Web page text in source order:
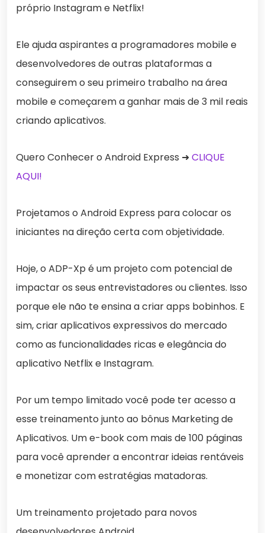
próprio Instagram e Netflix!
Ele ajuda aspirantes a programadores mobile e
desenvolvedores de outras plataformas a
conseguirem o seu primeiro trabalho na área
mobile e começarem a ganhar mais de 3 mil reais
criando aplicativos.
Quero Conhecer o Android Express ➜ CLIQUE
AQUI!
Projetamos o Android Express para colocar os
iniciantes na direção certa com objetividade.
Hoje, o ADP-Xp é um projeto com potencial de
impactar os seus entrevistadores ou clientes. Isso
porque ele não te ensina a criar apps bobinhos. E
sim, criar aplicativos expressivos do mercado
como as funcionalidades ricas e elegância do
aplicativo Netflix e Instagram.
Por um tempo limitado você pode ter acesso a
esse treinamento junto ao bônus Marketing de
Aplicativos. Um e-book com mais de 100 páginas
para você aprender a encontrar ideias rentáveis
e monetizar com estratégias matadoras.
Um treinamento projetado para novos